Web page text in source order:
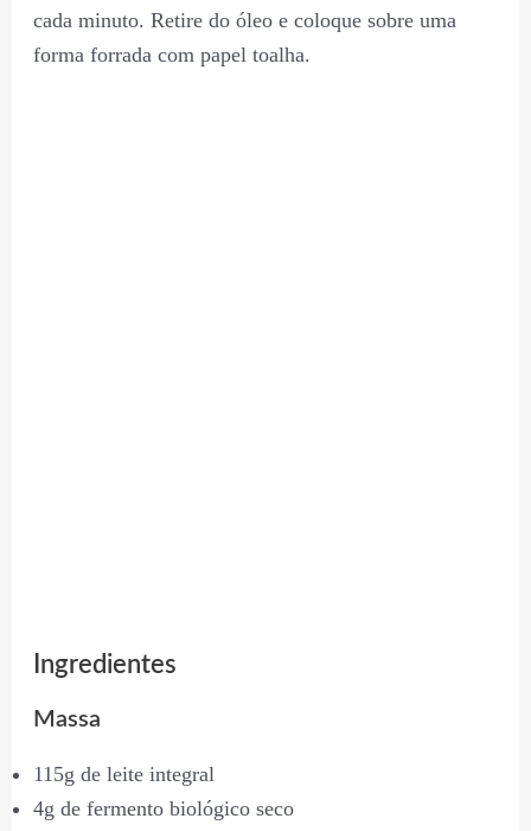
cada minuto. Retire do óleo e coloque sobre uma
forma forrada com papel toalha.
Ingredientes
Massa
115g de leite integral
4g de fermento biológico seco